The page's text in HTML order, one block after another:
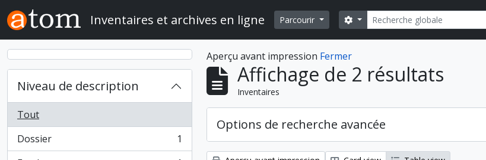
Skip to main content
Inventaires et archives en ligne Parcourir Rechercher
Search options
Niveau de description
Tout
Dossier
, 1 résultats
1
Aperçu avant impression Fermer
Affichage de 2 résultats
Inventaires
Options de recherche avancée